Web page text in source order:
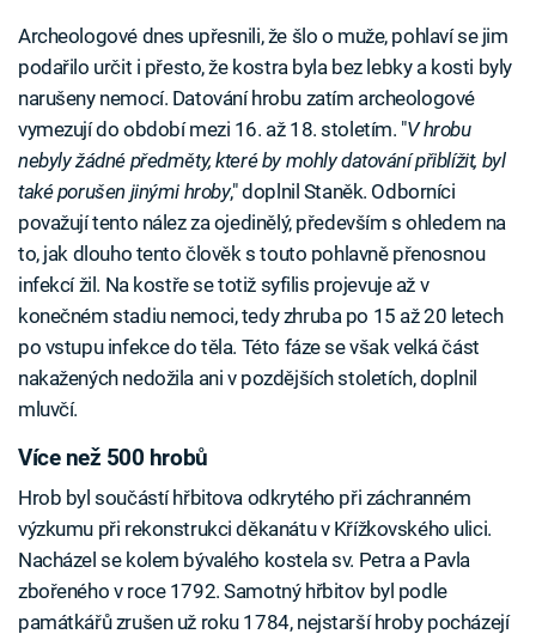
Archeologové dnes upřesnili, že šlo o muže, pohlaví se jim
podařilo určit i přesto, že kostra byla bez lebky a kosti byly
narušeny nemocí. Datování hrobu zatím archeologové
vymezují do období mezi 16. až 18. stoletím. "V hrobu
nebyly žádné předměty, které by mohly datování přiblížit, byl
také porušen jinými hroby," doplnil Staněk. Odborníci
považují tento nález za ojedinělý, především s ohledem na
to, jak dlouho tento člověk s touto pohlavně přenosnou
infekcí žil. Na kostře se totiž syfilis projevuje až v
konečném stadiu nemoci, tedy zhruba po 15 až 20 letech
po vstupu infekce do těla. Této fáze se však velká část
nakažených nedožila ani v pozdějších stoletích, doplnil
mluvčí.
Více než 500 hrobů
Hrob byl součástí hřbitova odkrytého při záchranném
výzkumu při rekonstrukci děkanátu v Křížkovského ulici.
Nacházel se kolem bývalého kostela sv. Petra a Pavla
zbořeného v roce 1792. Samotný hřbitov byl podle
památkářů zrušen už roku 1784, nejstarší hroby pocházejí